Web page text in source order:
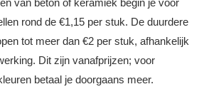
van beton of keramiek begin je voor
rond de €1,15 per stuk. De duurdere
tot meer dan €2 per stuk, afhankelijk
Dit zijn vanafprijzen; voor
betaal je doorgaans meer.